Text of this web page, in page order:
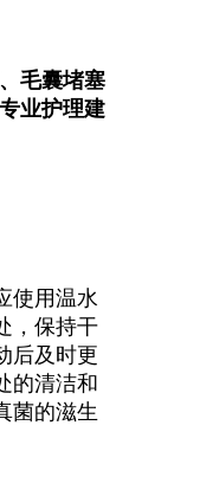
毛囊堵塞
业护理建
使用温水
，保持干
后及时更
的清洁和
菌的滋生